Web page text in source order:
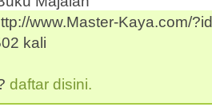
www.Master-Kaya.com/
kali
daftar disini.